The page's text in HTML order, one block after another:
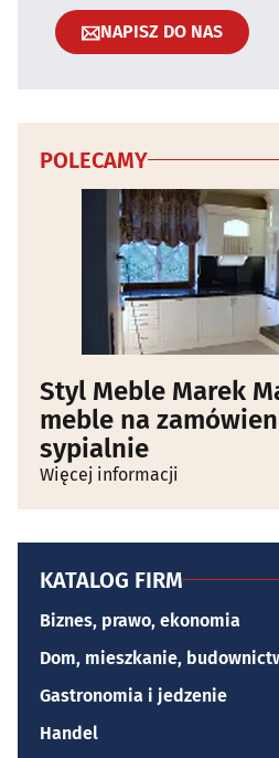
NAPISZ DO NAS
POLECAMY
Styl Meble Marek
meble na
sypialnie
Więcej informacji
KATALOG FIRM
Biznes, prawo, ekonomia
Dom, mieszkanie,
Gastronomia i jedzenie
Handel